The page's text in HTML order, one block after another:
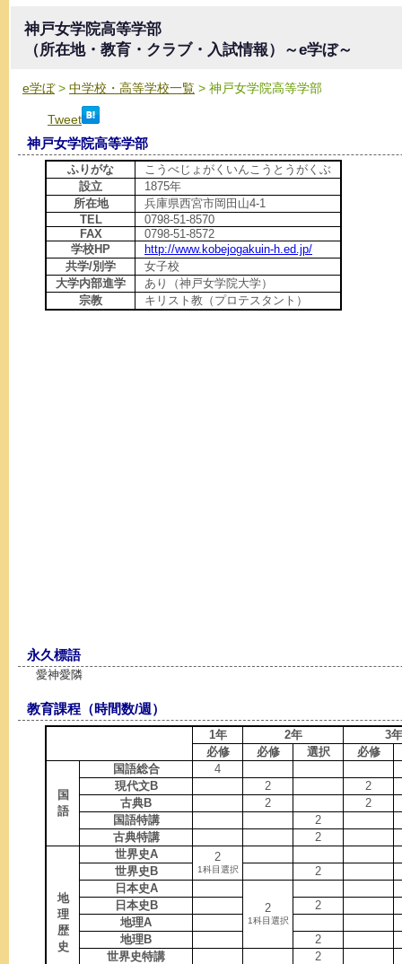
神戸女学院高等学部
（所在地・教育・クラブ・入試情報）～e学ぼ～
e学ぼ> 中学校・高等学校一覧 > 神戸女学院高等学部
Tweet
神戸女学院高等学部
ふりがな
こうべじょがくいんこうとうがくぶ
設立
1875年
所在地
兵庫県西宮市岡田山4-1
TEL
0798-51-8570
FAX
0798-51-8572
学校HP
http://www.kobejogakuin-h.ed.jp/
共学/別学
女子校
大学内部進学
あり（神戸女学院大学）
宗教
キリスト教（プロテスタント）
永久標語
愛神愛隣
教育課程（時間数/週）
1年 2年
3年
必修
必修 選択 必修
国
語
国語総合
4
現代文B
2
2
古典B
2
2
国語特講
2
古典特講
2
地
理
歴
史
世界史A 2
1科目選択
世界史B
2
日本史A
2
1科目選択
日本史B
2
地理A
地理B
2
世界史特講
2